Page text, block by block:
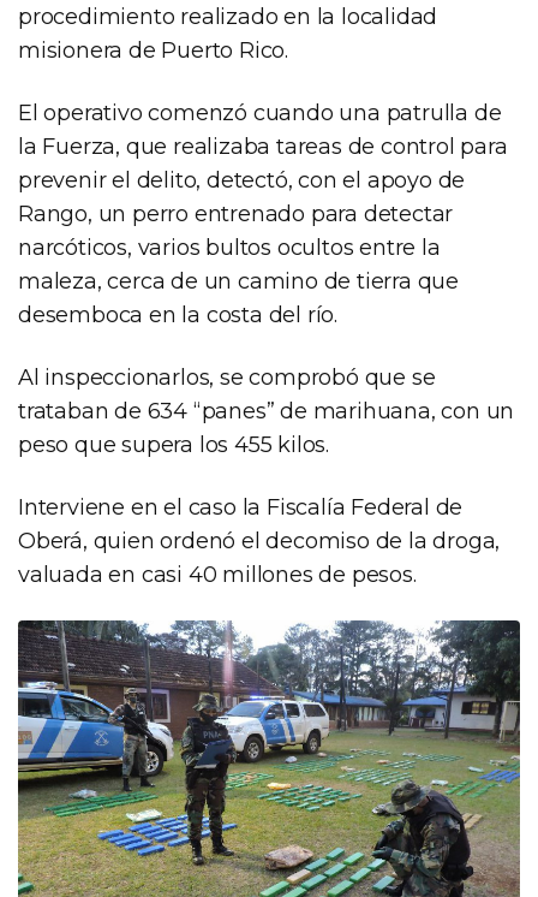
procedimiento realizado en la localidad
misionera de Puerto Rico.
El operativo comenzó cuando una patrulla de
la Fuerza, que realizaba tareas de control para
prevenir el delito, detectó, con el apoyo de
Rango, un perro entrenado para detectar
narcóticos, varios bultos ocultos entre la
maleza, cerca de un camino de tierra que
desemboca en la costa del río.
Al inspeccionarlos, se comprobó que se
trataban de 634 “panes” de marihuana, con un
peso que supera los 455 kilos.
Interviene en el caso la Fiscalía Federal de
Oberá, quien ordenó el decomiso de la droga,
valuada en casi 40 millones de pesos.